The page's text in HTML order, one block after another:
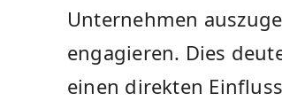
Unternehmen
engagieren. Dies
einen direkten